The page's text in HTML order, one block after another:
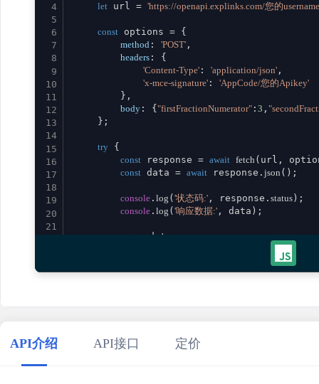
4
5
6
7
8
9
10
11
12
13
14
15
16
17
18
19
20
21
30
32
let url = 'https://openapi.explinks.com/您的
const options = {
method : 'POST' ,
headers : {
'Content-Type' : 'application/json' ,
'x-mce-signature' : 'AppCode/您的Apikey'
        },
body : { "firstFractionNumerator" : 3 ,
    };
try {
const response = await fetch (url,
const data = await response. json ();
console . log ( '状态码:' , response. status );
console . log ( '响应数据:' , data);
return
data;
, error);
throw error;
calculatorComparingFractions()
then( result console .
API介绍 API接口 定价